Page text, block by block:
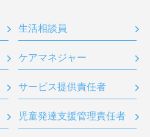
生活相談員
ケアマネジャー
サービス提供責任者
児童発達支援管理責任者